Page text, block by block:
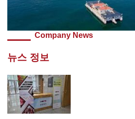
Company News
뉴스 정보